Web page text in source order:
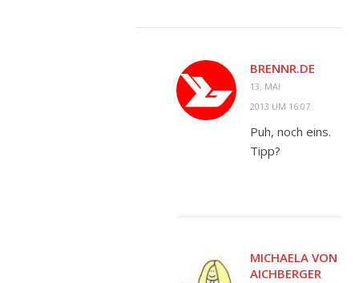
BRENNR.DE
13. MAI
2013 UM 16:07
Puh, noch eins.
Tipp?
MICHAELA VON
AICHBERGER